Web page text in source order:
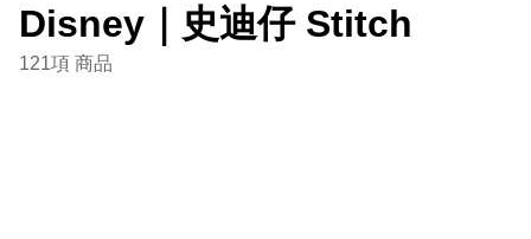
Disney｜史迪仔 Stitch
121項 商品